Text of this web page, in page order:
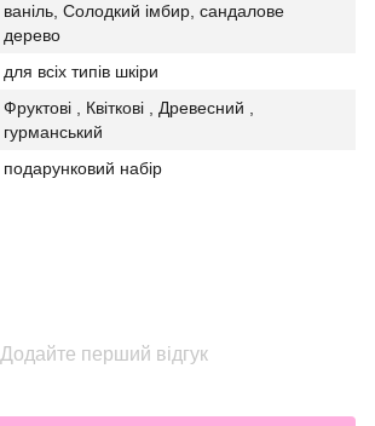
ваніль, Солодкий імбир, сандалове
дерево
для всіх типів шкіри
Фруктові , Квіткові , Древесний ,
гурманський
подарунковий набір
Додайте перший відгук